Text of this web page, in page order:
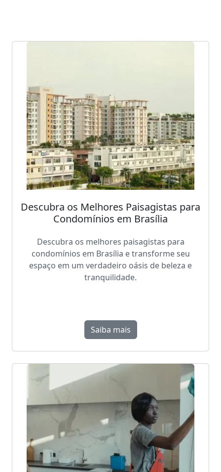
Descubra os Melhores Paisagistas para
Condomínios em Brasília
Descubra os melhores paisagistas para
condomínios em Brasília e transforme seu
espaço em um verdadeiro oásis de beleza e
tranquilidade.
Saiba mais